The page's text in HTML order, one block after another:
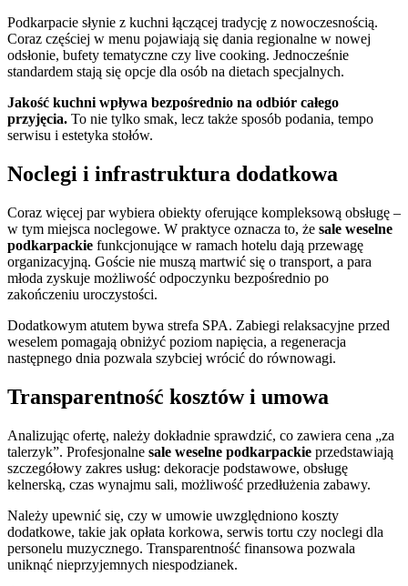
Podkarpacie słynie z kuchni łączącej tradycję z nowoczesnością.
Coraz częściej w menu pojawiają się dania regionalne w nowej
odsłonie, bufety tematyczne czy live cooking. Jednocześnie
standardem stają się opcje dla osób na dietach specjalnych.
Jakość kuchni wpływa bezpośrednio na odbiór całego
przyjęcia. To nie tylko smak, lecz także sposób podania, tempo
serwisu i estetyka stołów.
Noclegi i infrastruktura dodatkowa
Coraz więcej par wybiera obiekty oferujące kompleksową obsługę –
w tym miejsca noclegowe. W praktyce oznacza to, że sale weselne
podkarpackie funkcjonujące w ramach hotelu dają przewagę
organizacyjną. Goście nie muszą martwić się o transport, a para
młoda zyskuje możliwość odpoczynku bezpośrednio po
zakończeniu uroczystości.
Dodatkowym atutem bywa strefa SPA. Zabiegi relaksacyjne przed
weselem pomagają obniżyć poziom napięcia, a regeneracja
następnego dnia pozwala szybciej wrócić do równowagi.
Transparentność kosztów i umowa
Analizując ofertę, należy dokładnie sprawdzić, co zawiera cena „za
talerzyk”. Profesjonalne sale weselne podkarpackie przedstawiają
szczegółowy zakres usług: dekoracje podstawowe, obsługę
kelnerską, czas wynajmu sali, możliwość przedłużenia zabawy.
Należy upewnić się, czy w umowie uwzględniono koszty
dodatkowe, takie jak opłata korkowa, serwis tortu czy noclegi dla
personelu muzycznego. Transparentność finansowa pozwala
uniknąć nieprzyjemnych niespodzianek.